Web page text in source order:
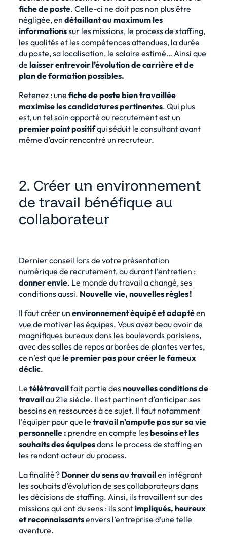
fiche de poste. Celle-ci ne doit pas non plus être
négligée, en détaillant au maximum les
informationssur les missions, le process de staffing,
les qualités et les compétences attendues, la durée
du poste, sa localisation, le salaire estimé… Ainsi que
de laisser entrevoir l’évolution de carrière et de
plan de formation possibles.
Retenez : une fiche de poste bien travaillée
maximise les candidatures pertinentes. Qui plus
est, un tel soin apporté au recrutement est un
premier point positifqui séduit le consultant avant
même d’avoir rencontré un recruteur.
2. Créer un environnement
de travail bénéfique au
collaborateur
Dernier conseil lors de votre présentation
numérique de recrutement, ou durant l’entretien :
donner envie. Le monde du travail a changé, ses
conditions aussi. Nouvelle vie, nouvelles règles !
Il faut créer un environnement équipé et adaptéen
vue de motiver les équipes. Vous avez beau avoir de
magnifiques bureaux dans les boulevards parisiens,
avec des salles de repos arborées de plantes vertes,
ce n’est que le premier pas pour créer le fameux
déclic.
Le télétravailfait partie desnouvelles conditions de
travailau 21e siècle. Il est pertinent d’anticiper ses
besoins en ressources à ce sujet. Il faut notamment
l’équiper pour que le travail n’ampute pas sur sa vie
personnelle : prendre en compte lesbesoins et les
souhaits des équipesdans le process de staffing en
les rendant acteur du process.
La finalité ? Donner du sens au travailen intégrant
les souhaits d’évolution de ses collaborateurs dans
les décisions de staffing. Ainsi, ils travaillent sur des
missions qui ont du sens : ils sontimpliqués, heureux
et reconnaissantsenvers l’entreprise d’une telle
aventure.